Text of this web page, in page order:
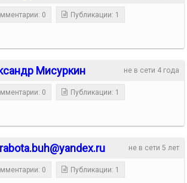
0 Публикации: 1
не в сети 4 года
Мисуркин
0 Публикации: 1
не в сети 5 лет
0 Публикации: 1